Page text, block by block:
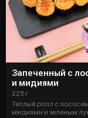
Запеченный с
и мидиями
225 г
Теплый ролл с
мидиями и зеленым